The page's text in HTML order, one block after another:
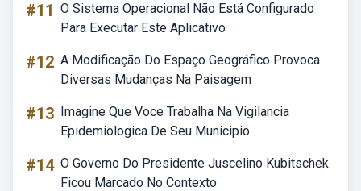
#11 O Sistema Operacional Não Está Configurado
Para Executar Este Aplicativo
#12 A Modificação Do Espaço Geográfico Provoca
Diversas Mudanças Na Paisagem
#13 Imagine Que Voce Trabalha Na Vigilancia
Epidemiologica De Seu Municipio
#14 O Governo Do Presidente Juscelino Kubitschek
Ficou Marcado No Contexto